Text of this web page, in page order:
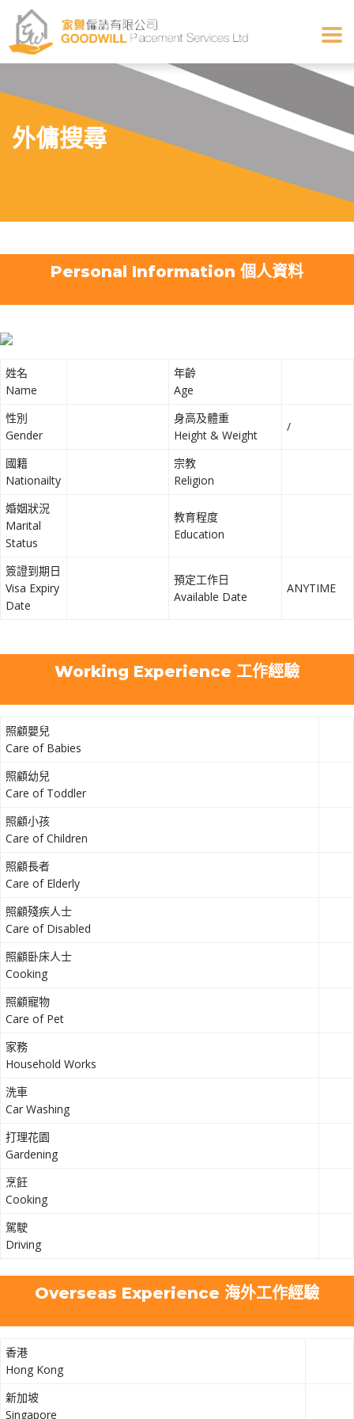
外傭搜尋
Personal Information 個人資料
姓名
Name
年齡
Age
性別
Gender
身高及體重
Height & Weight
/
國籍
Nationailty
宗教
Religion
婚姻狀況
Marital
Status
教育程度
Education
簽證到期日
Visa Expiry
Date
預定工作日
Available Date
ANYTIME
Working Experience 工作經驗
照顧嬰兒
Care of Babies
照顧幼兒
Care of Toddler
照顧小孩
Care of Children
照顧長者
Care of Elderly
照顧殘疾人士
Care of Disabled
照顧卧床人士
Cooking
照顧寵物
Care of Pet
家務
Household Works
洗車
Car Washing
打理花園
Gardening
烹飪
Cooking
駕駛
Driving
Overseas Experience 海外工作經驗
香港
Hong Kong
新加坡
Singapore